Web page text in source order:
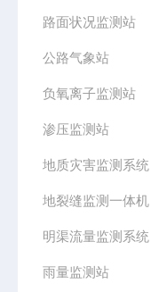
路面状况监测站
公路气象站
负氧离子监测站
渗压监测站
地质灾害监测系统
地裂缝监测一体机
明渠流量监测系统
雨量监测站